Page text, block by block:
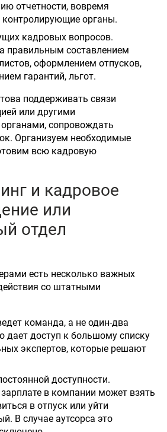
отчетности, вовремя
контролирующие органы.
кадровых вопросов.
правильным составлением
оформлением отпусков,
гарантий, льгот.
поддерживать связи
или другими
сопровождать
Организуем необходимые
всю кадровую
и кадровое
или
отдел
есть несколько важных
со штатными
команда, а не один-два
дает доступ к большому списку
экспертов, которые решают
доступности.
в компании может взять
в отпуск или уйти
В случае аутсорса это